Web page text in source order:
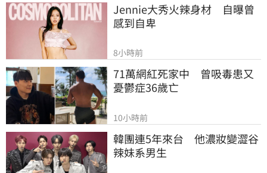
Jennie大秀火辣身材　自曝曾
感到自卑
8小時前
71萬網紅死家中　曾吸毒患又
憂鬱症36歲亡
10小時前
韓團連5年來台　他濃妝變澀谷
辣妹系男生